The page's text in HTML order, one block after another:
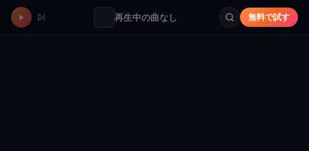
再生中の曲なし 無料で試す